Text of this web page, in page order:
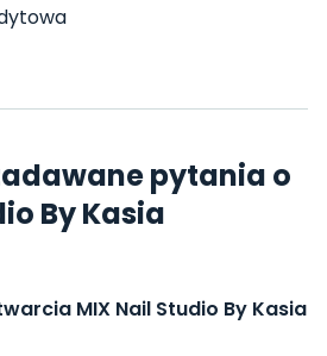
pytania o
By Kasia
MIX Nail Studio By Kasia